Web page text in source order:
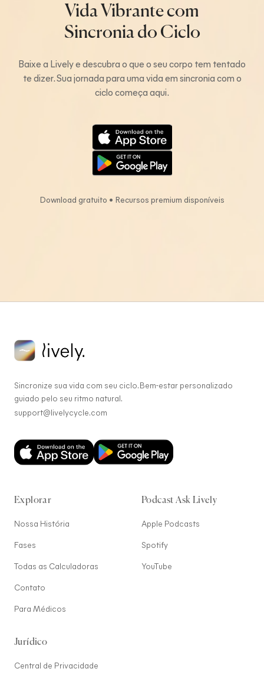
Vida Vibrante com
Sincronia do Ciclo
Baixe a Lively e descubra o que o seu corpo tem tentado
te dizer. Sua jornada para uma vida em sincronia com o
ciclo começa aqui.
Download gratuito • Recursos premium disponíveis
Sincronize sua vida com seu ciclo. Bem-estar personalizado
guiado pelo seu ritmo natural.
support@livelycycle.com
Explorar
Nossa História
Fases
Todas as Calculadoras
Contato
Para Médicos
Podcast Ask Lively
Apple Podcasts
Spotify
YouTube
Jurídico
Central de Privacidade